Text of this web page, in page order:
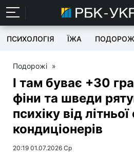
ПСИХОЛОГІЯ ЇЖА
Подорожі »
І там буває +30
фіни та шведи
психіку від
кондиціонерів
20:19 01.07.2026 Ср